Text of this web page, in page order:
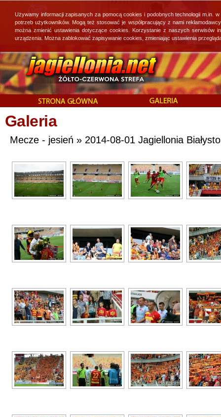
Galeria
Mecze - jesień » 2014-08-01 Jagiellonia
Używamy informacji zapisanych za pomocą cookies i podobnych technologii
potrzeb użytkowników. Mogą też stosować je współpracujący z nami
można zmienić ustawienia dotyczące cookies. Korzystanie z naszych
urządzenia. Można zablokować zapisywanie cookies, zmieniając ustawienia